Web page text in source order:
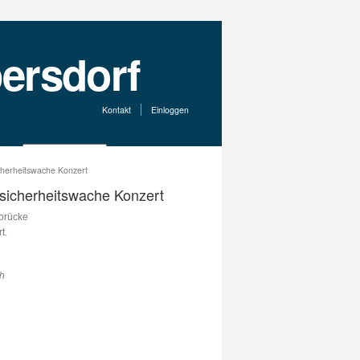
Kontakt Einloggen
Konzert
Konzert